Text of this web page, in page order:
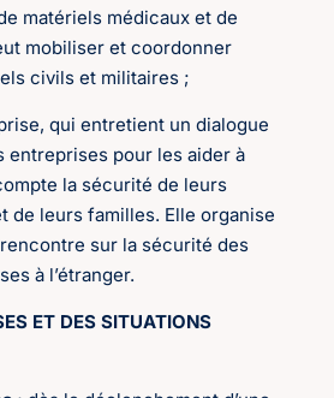
matériels médicaux et de
mobiliser et coordonner
civils et militaires ;
qui entretient un dialogue
entreprises pour les aider à
la sécurité de leurs
de leurs familles. Elle organise
sur la sécurité des
à l’étranger.
ET DES SITUATIONS